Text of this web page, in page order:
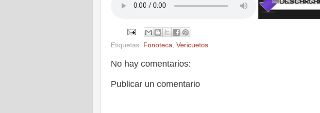
Etiquetas: Fonoteca, Vericuetos
No hay comentarios:
Publicar un comentario